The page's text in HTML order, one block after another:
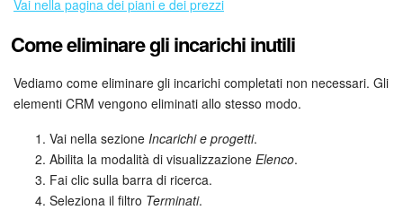
Generatore BI
Bitrix24 Market
Siti e store
Online store
Dipendenti
Vai nella pagina dei piani e dei prezzi
Come eliminare gli incarichi inutili
Vediamo come eliminare gli incarichi completati non necessari. Gli
elementi CRM vengono eliminati allo stesso modo.
Vai nella sezione Incarichi e progetti.
Abilita la modalità di visualizzazione Elenco.
Fai clic sulla barra di ricerca.
Seleziona il filtro Terminati.